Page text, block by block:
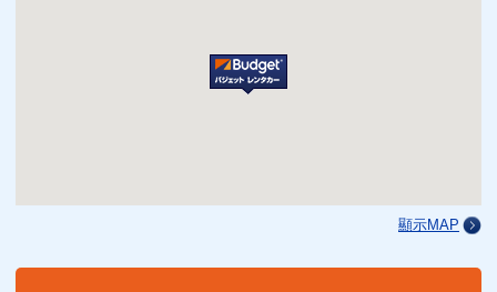
顯示MAP